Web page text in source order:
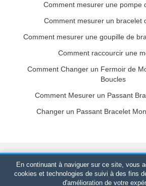
Comment mesurer une pompe
Comment mesurer un bracelet
Comment mesurer une goupille de
Comment raccourcir une
Comment Changer un Fermoir de
Boucles
Comment Mesurer un Passant
Changer un Passant Bracelet
Bracelet-de-montre.com© 2026Tous
520 247 727 000 57 -Plateforme
PORTET PDC - France
En continuant à naviguer sur ce site, vous
cookies et technologies de suivi à des fins
d'amélioration de votre